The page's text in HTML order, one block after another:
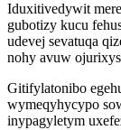
Iduxitivedywit
gubotizy kucu
udevej sevatuqa
nohy avuw
Gitifylatonibo
wymeqyhycypo
inypagyletym